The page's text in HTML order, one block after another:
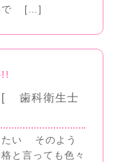
いで […]
!!
[ 歯科衛生士
たい そのよう
と言っても色々